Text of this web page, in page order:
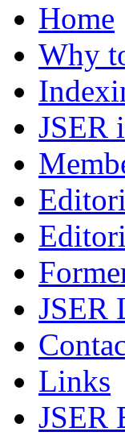
Home
Why
JSER
JSER
Links
JSER